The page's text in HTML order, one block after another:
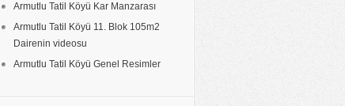
Armutlu Tatil Köyü Kar Manzarası
Armutlu Tatil Köyü 11. Blok 105m2
Dairenin videosu
Armutlu Tatil Köyü Genel Resimler